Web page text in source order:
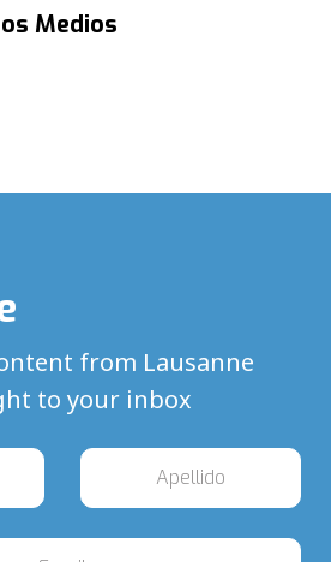
Medios
from Lausanne
to your inbox